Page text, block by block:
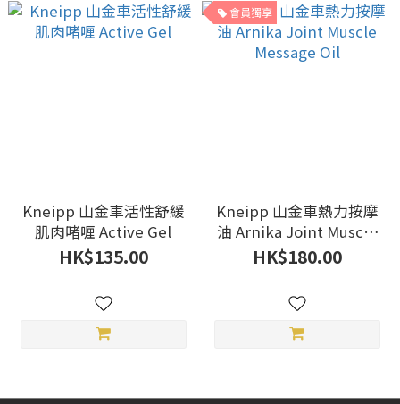
Kneipp 山金車活性舒緩
肌肉啫喱 Active Gel
HK$135.00
會員獨享
Kneipp 山金車熱力按摩
油 Arnika Joint Muscle
Message Oil
HK$180.00